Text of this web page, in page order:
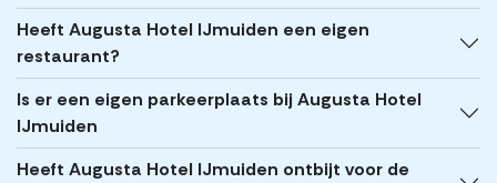
Heeft Augusta Hotel IJmuiden een eigen
restaurant?
Is er een eigen parkeerplaats bij Augusta Hotel
IJmuiden
Heeft Augusta Hotel IJmuiden ontbijt voor de